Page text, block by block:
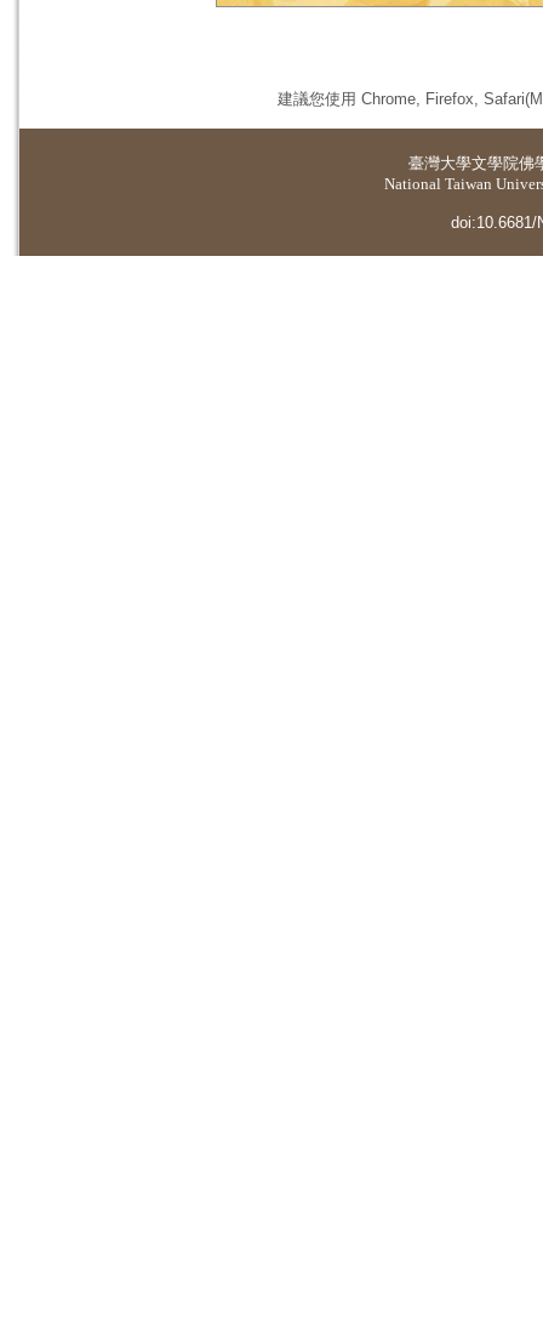
建議您使用 Chrome, Firefox,
臺灣大學文學院佛
National Taiwan
doi:10.6681/